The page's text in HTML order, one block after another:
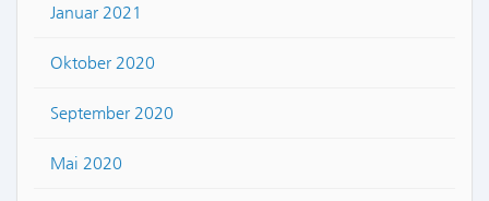
Januar 2021
Oktober 2020
September 2020
Mai 2020